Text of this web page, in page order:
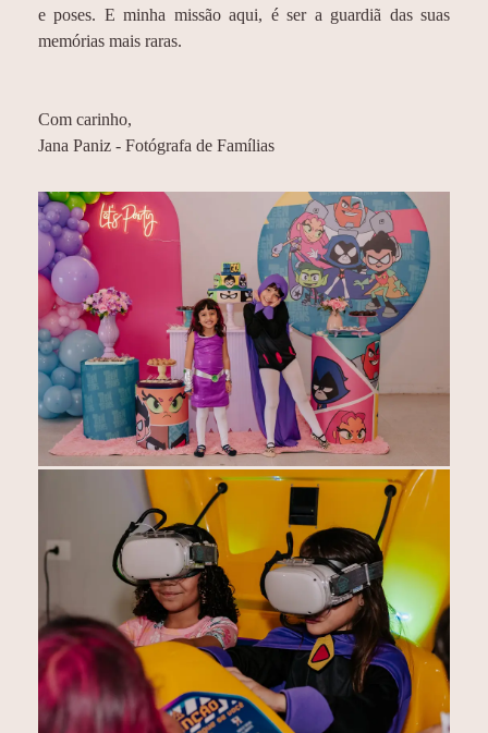
e poses. E minha missão aqui, é ser a guardiã das suas
memórias mais raras.
Com carinho,
Jana Paniz - Fotógrafa de Famílias